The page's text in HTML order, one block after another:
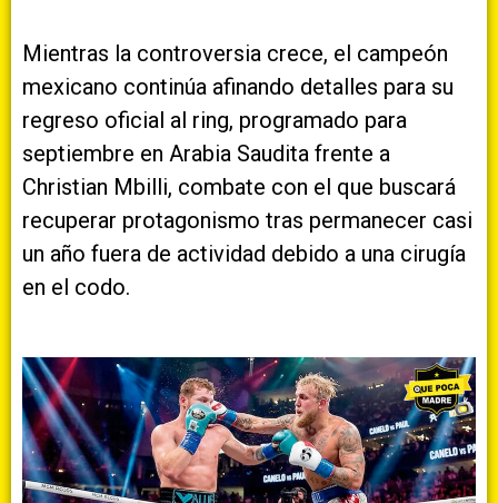
Mientras la controversia crece, el campeón
mexicano continúa afinando detalles para su
regreso oficial al ring, programado para
septiembre en Arabia Saudita frente a
Christian Mbilli, combate con el que buscará
recuperar protagonismo tras permanecer casi
un año fuera de actividad debido a una cirugía
en el codo.